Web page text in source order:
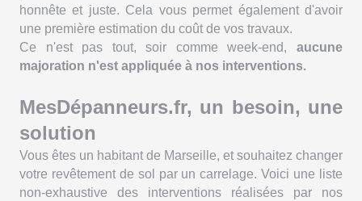
honnête et juste. Cela vous permet également d'avoir
une première estimation du coût de vos travaux.
Ce n'est pas tout, soir comme week-end, aucune
majoration n'est appliquée à nos interventions.
MesDépanneurs.fr, un besoin, une
solution
Vous êtes un habitant de Marseille, et souhaitez changer
votre revêtement de sol par un carrelage. Voici une liste
non-exhaustive des interventions réalisées par nos